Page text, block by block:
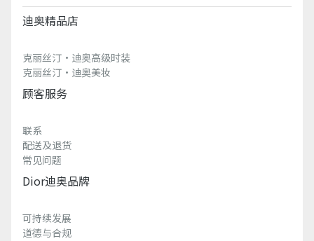
迪奥精品店
克丽丝汀·迪奥高级时装
克丽丝汀·迪奥美妆
顾客服务
联系
配送及退货
常见问题
Dior迪奥品牌
可持续发展
道德与合规